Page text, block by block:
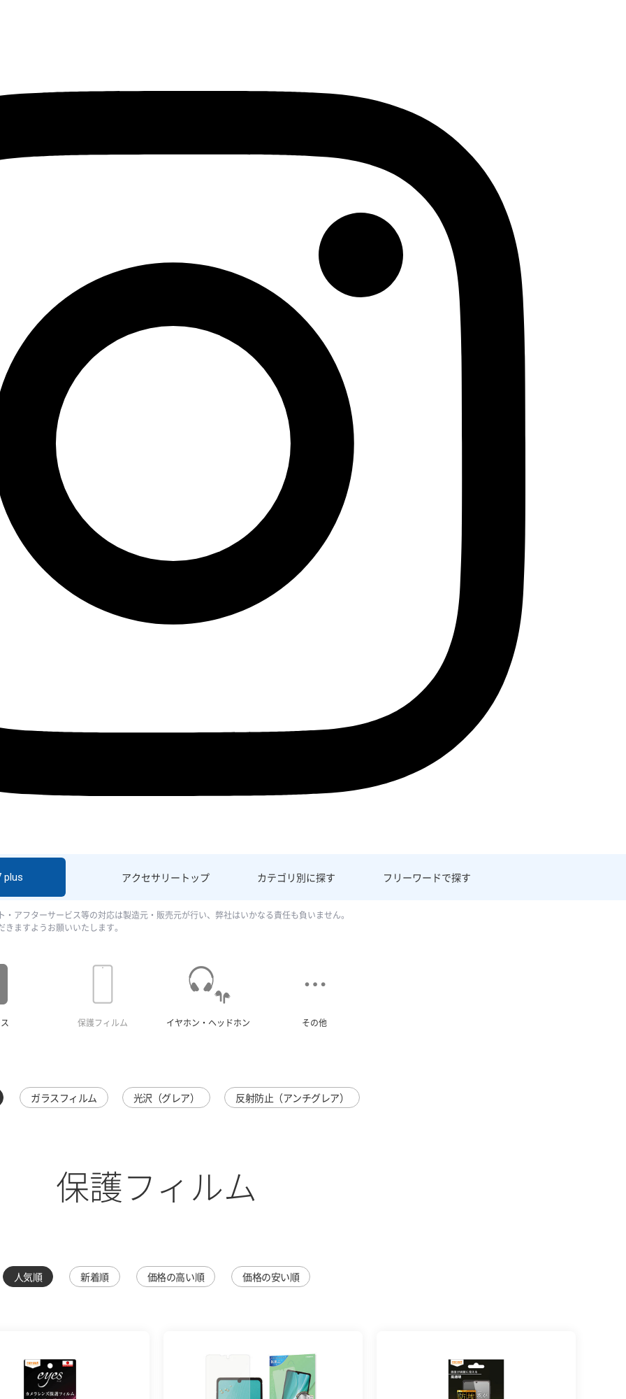
アクセサリー トップ カテゴリ別に探す フリーワードで探す
plus
アフターサービス等の対応は製造元・販売元が行い、弊社はいかなる責任も負いません。
ますようお願いいたします。
保護フィルム イヤホン・ヘッドホン その他
ガラスフィルム 光沢（グレア） 反射防止（アンチグレア）
保護フィルム
人気順 新着順 価格の高い順 価格の安い順